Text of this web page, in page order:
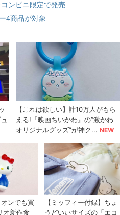
ンビニ限定で発売
4商品が対象